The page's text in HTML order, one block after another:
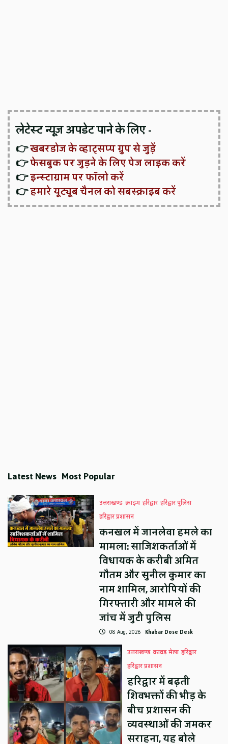
लेटेस्ट न्यूज़ अपडेट पाने के लिए -
👉खबरडोज के व्हाट्सप्प ग्रुप से जुड़ें
👉फेसबुक पर जुड़ने के लिए पेज लाइक करें
👉इन्स्टाग्राम पर फॉलो करें
👉हमारे यूट्यूब चैनल को सबस्क्राइब करें
Latest News Most Popular
उत्तराखण्ड क्राइम हरिद्वार हरिद्वार पुलिस
हरिद्वार प्रशासन
कनखल में जानलेवा हमले का
मामला: साजिशकर्ताओं में
विधायक के करीबी अमित
गौतम और सुनील कुमार का
नाम शामिल, आरोपियों की
गिरफ्तारी और मामले की
जांच में जुटी पुलिस
08 Aug, 2026 Khabar Dose Desk
उत्तराखण्ड कावड़ मेला हरिद्वार
हरिद्वार प्रशासन
हरिद्वार में बढ़ती
शिवभक्तों की भीड़ के
बीच प्रशासन की
व्यवस्थाओं की जमकर
सराहना, यह बोले